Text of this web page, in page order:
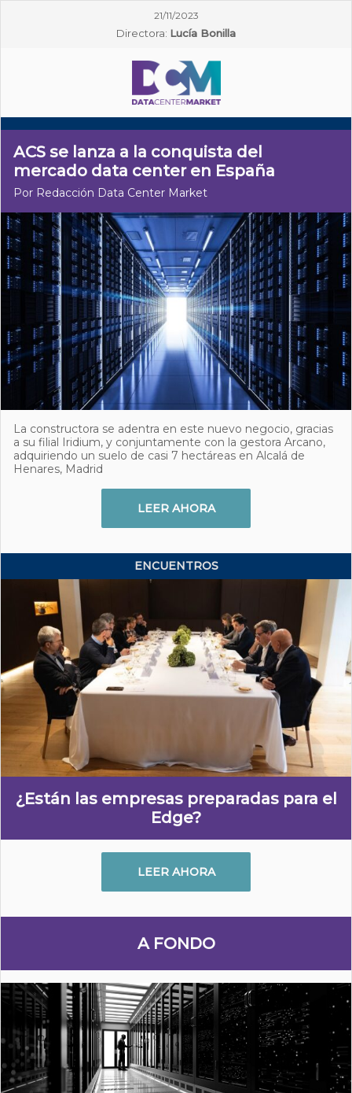
21/11/2023
Directora: Lucía Bonilla
ACS se lanza a la conquista del
mercado data center en España
Por Redacción Data Center Market
La constructora se adentra en este nuevo negocio, gracias
a su filial Iridium, y conjuntamente con la gestora Arcano,
adquiriendo un suelo de casi 7 hectáreas en Alcalá de
Henares, Madrid
LEER AHORA
ENCUENTROS
¿Están las empresas preparadas para el
Edge?
LEER AHORA
A FONDO